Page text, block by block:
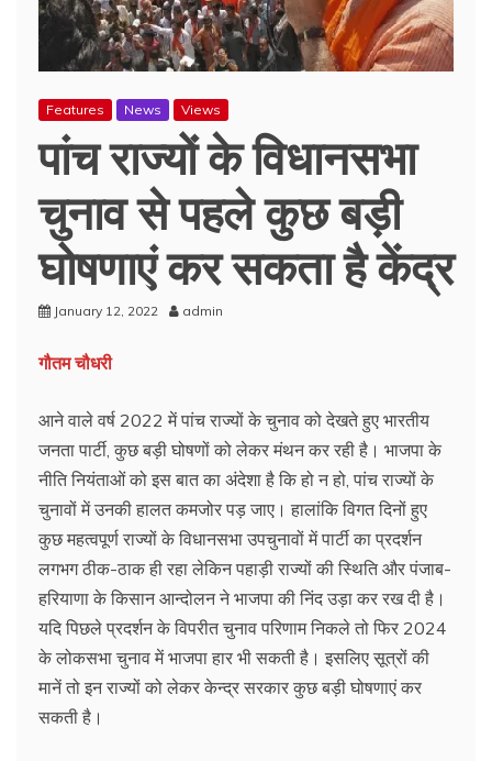
Features News Views
पांच राज्यों के विधानसभा
चुनाव से पहले कुछ बड़ी
घोषणाएं कर सकता है केंद्र
January 12, 2022 admin
गौतम चौधरी
आने वाले वर्ष 2022 में पांच राज्यों के चुनाव को देखते हुए भारतीय
जनता पार्टी, कुछ बड़ी घोषणों को लेकर मंथन कर रही है। भाजपा के
नीति नियंताओं को इस बात का अंदेशा है कि हो न हो, पांच राज्यों के
चुनावों में उनकी हालत कमजोर पड़ जाए। हालांकि विगत दिनों हुए
कुछ महत्वपूर्ण राज्यों के विधानसभा उपचुनावों में पार्टी का प्रदर्शन
लगभग ठीक-ठाक ही रहा लेकिन पहाड़ी राज्यों की स्थिति और पंजाब-
हरियाणा के किसान आन्दोलन ने भाजपा की निंद उड़ा कर रख दी है।
यदि पिछले प्रदर्शन के विपरीत चुनाव परिणाम निकले तो फिर 2024
के लोकसभा चुनाव में भाजपा हार भी सकती है। इसलिए सूत्रों की
मानें तो इन राज्यों को लेकर केन्द्र सरकार कुछ बड़ी घोषणाएं कर
सकती है।